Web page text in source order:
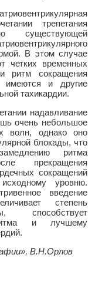
трепетания
существующей
В этом случае
четких временных
ритм сокращения
имеются и другие
тахикардии.
надавливание
очень небольшое
волн, однако оно
блокады, что
ритма
прекращения
сокращений
уровню.
введение
степень
способствует
и лучшему
В.Н.Орлов